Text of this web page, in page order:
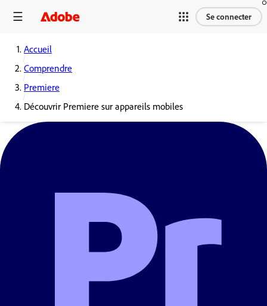
Se connecter
Accueil
Comprendre
Premiere
Découvrir Premiere sur appareils mobiles